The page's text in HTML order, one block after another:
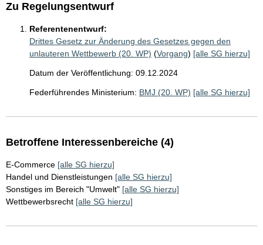
Zu Regelungsentwurf
Referentenentwurf:
Drittes Gesetz zur Änderung des Gesetzes gegen den
unlauteren Wettbewerb (20. WP) (Vorgang) [alle SG hierzu]
Datum der Veröffentlichung: 09.12.2024
Federführendes Ministerium: BMJ (20. WP) [alle SG hierzu]
Betroffene Interessenbereiche (4)
E-Commerce [alle SG hierzu]
Handel und Dienstleistungen [alle SG hierzu]
Sonstiges im Bereich "Umwelt" [alle SG hierzu]
Wettbewerbsrecht [alle SG hierzu]